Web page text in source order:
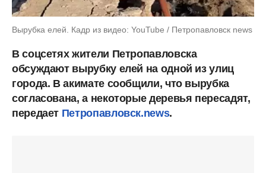
Вырубка елей. Кадр из видео: YouTube / Петропавловск news
В соцсетях жители Петропавловска
обсуждают вырубку елей на одной из улиц
города. В акимате сообщили, что вырубка
согласована, а некоторые деревья пересадят,
передает Петропавловск.news.